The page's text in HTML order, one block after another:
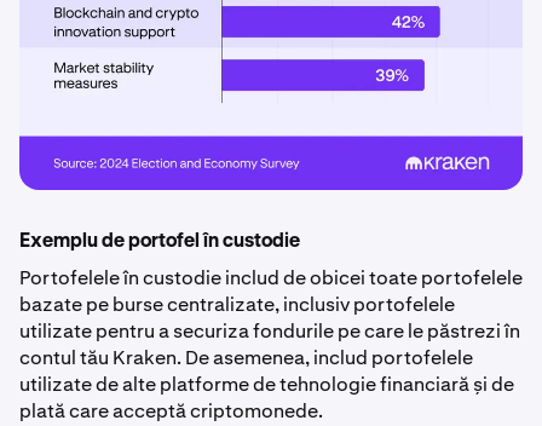
Exemplu de portofel în custodie
Portofelele în custodie includ de obicei toate portofelele
bazate pe burse centralizate, inclusiv portofelele
utilizate pentru a securiza fondurile pe care le păstrezi în
contul tău Kraken. De asemenea, includ portofelele
utilizate de alte platforme de tehnologie financiară și de
plată care acceptă criptomonede.